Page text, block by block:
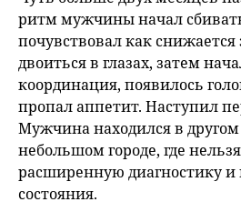
ритм мужчины начал
почувствовал как снижается
двоиться в глазах, затем
координация, появилось
пропал аппетит. Наступил
Мужчина находился в
небольшом городе, где
расширенную диагностику
состояния.